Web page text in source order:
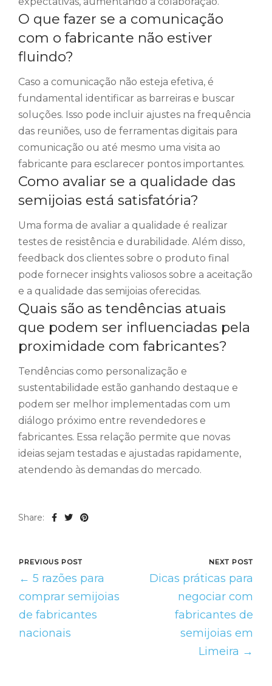
O que fazer se a comunicação
com o fabricante não estiver
fluindo?
Caso a comunicação não esteja efetiva, é
fundamental identificar as barreiras e buscar
soluções. Isso pode incluir ajustes na frequência
das reuniões, uso de ferramentas digitais para
comunicação ou até mesmo uma visita ao
fabricante para esclarecer pontos importantes.
Como avaliar se a qualidade das
semijoias está satisfatória?
Uma forma de avaliar a qualidade é realizar
testes de resistência e durabilidade. Além disso,
feedback dos clientes sobre o produto final
pode fornecer insights valiosos sobre a aceitação
e a qualidade das semijoias oferecidas.
Quais são as tendências atuais
que podem ser influenciadas pela
proximidade com fabricantes?
Tendências como personalização e
sustentabilidade estão ganhando destaque e
podem ser melhor implementadas com um
diálogo próximo entre revendedores e
fabricantes. Essa relação permite que novas
ideias sejam testadas e ajustadas rapidamente,
atendendo às demandas do mercado.
Share:
PREVIOUS POST
← 5 razões para
comprar semijoias
de fabricantes
nacionais
NEXT POST
Dicas práticas para
negociar com
fabricantes de
semijoias em
Limeira →